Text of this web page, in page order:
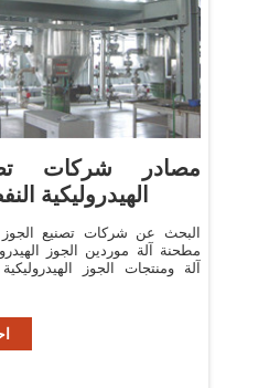
مصادر شركات
الهيدروليكية
البحث عن شركات تصنيع الجوز
مطحنة آلة موردين الجوز
آلة ومنتجات الجوز